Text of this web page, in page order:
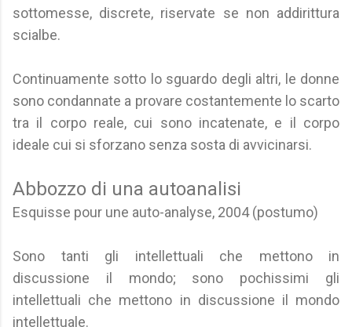
sottomesse, discrete, riservate se non addirittura
scialbe.
Continuamente sotto lo sguardo degli altri, le donne
sono condannate a provare costantemente lo scarto
tra il corpo reale, cui sono incatenate, e il corpo
ideale cui si sforzano senza sosta di avvicinarsi.
Abbozzo di una autoanalisi
Esquisse pour une auto-analyse, 2004 (postumo)
Sono tanti gli intellettuali che mettono in
discussione il mondo; sono pochissimi gli
intellettuali che mettono in discussione il mondo
intellettuale.